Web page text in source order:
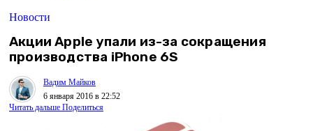
Новости
Акции Apple упали из-за сокращения
производства iPhone 6S
Вадим Майков
6 января 2016 в 22:52
Читать дальше Поделиться